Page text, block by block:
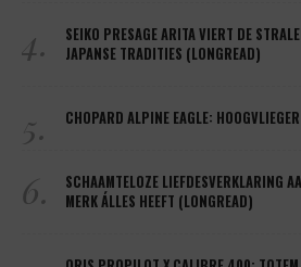
4.
SEIKO PRESAGE ARITA VIERT DE
JAPANSE TRADITIES (LONGREAD)
5. CHOPARD ALPINE EAGLE:
6.
SCHAAMTELOZE LIEFDESVERKLARING
MERK ÁLLES HEEFT (LONGREAD)